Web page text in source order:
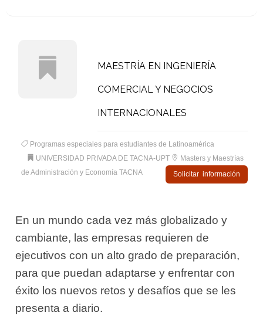
MAESTRÍA EN INGENIERÍA
COMERCIAL Y NEGOCIOS
INTERNACIONALES
Programas especiales para estudiantes de Latinoamérica
UNIVERSIDAD PRIVADA DE TACNA-UPT
Masters y Maestrías
de Administración y Economía TACNA
Solicitar información
En un mundo cada vez más globalizado y
cambiante, las empresas requieren de
ejecutivos con un alto grado de preparación,
para que puedan adaptarse y enfrentar con
éxito los nuevos retos y desafíos que se les
presenta a diario.